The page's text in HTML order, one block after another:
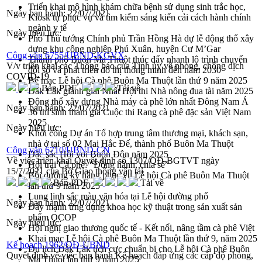
Triển khai mô hình khám chữa bệnh sử dụng sinh trắc học,
Kiosk tự phục vụ và tìm kiếm sáng kiến cải cách hành chính
ngành y tế
Phó Thủ tướng Chính phủ Trần Hồng Hà dự lễ động thổ xây
dựng khu công nghiệp Phú Xuân, huyện Cư M’Gar
Thành phố Buôn Ma Thuột thúc đẩy nhanh lộ trình chuyển
đổi số và phát triển đô thị thông minh đến năm 2030
Bế mạc Lễ hội Cà phê Buôn Ma Thuột lần thứ 9 năm 2025
Đắk Lắk giành giải Nhất Hội thi Nhà nông đua tài năm 2025
Động thổ xây dựng Nhà máy cà phê lớn nhất Đông Nam Á
36 thí sinh tham gia Cuộc thi Rang cà phê đặc sản Việt Nam
2025
Khởi công Dự án Tổ hợp trung tâm thương mại, khách sạn,
nhà ở tại số 02 Mai Hắc Đế, thành phố Buôn Ma Thuột
Đặc sắc Hội voi Buôn Đôn năm 2025
Hội trại Cà phê: “Đồng hành, chia sẻ”
Bồi dưỡng kỹ năng phục vụ Lễ hội Cà phê Buôn Ma Thuột
lần thứ 9 năm 2025
Lung linh sắc màu văn hóa tại Lễ hội đường phố
Đẩy mạnh ứng dụng khoa học kỹ thuật trong sản xuất sản
phẩm OCOP
Hội nghị giao thương quốc tế - Kết nối, nâng tầm cà phê Việt
Khai mạc Lễ hội Cà phê Buôn Ma Thuột lần thứ 9, năm 2025
Du lịch Đắk Lắk tích cực chuẩn bị cho Lễ hội Cà phê Buôn
Ma Thuột lần thứ 9 năm 2025
Ngày ban hành:22/07/2021
Ngày hiệu lực:
Công văn 6755/UBND-KGVX
V/v triển khai các Thông báo của Tỉnh ủy về phòng, chống dịch
COVID-19
Bản PDF
Tải về
Ngày ban hành:22/07/2021
Ngày hiệu lực:
Công văn 6710/UBND-CN
Về việc triển khai Quyết định số 1307/QĐ-BGTVT ngày
15/7/2021 của Bộ Giao thông vận tải
Bản PDF
Tải về
Ngày ban hành:22/07/2021
Ngày hiệu lực:
Kế hoạch 1962/QĐ-UBND
Quyết định về việc ban hành Kế hoạch đáp ứng các cấp độ phòng,